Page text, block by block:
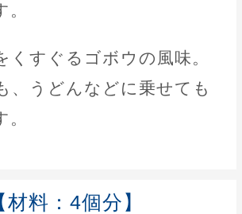
くすぐるゴボウの風味。
、うどんなどに乗せても
料：4個分】